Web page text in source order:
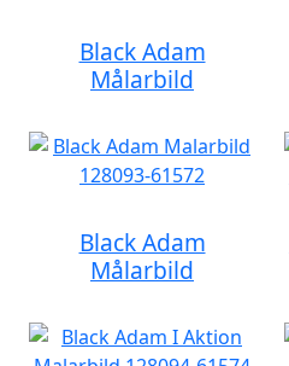
Black Adam
Målarbild
Black Adam
Målarbild